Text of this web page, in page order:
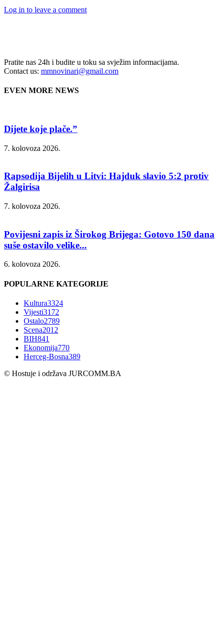
Log in to leave a comment
Pratite nas 24h i budite u toku sa svježim informacijama.
Contact us: mmnovinari@gmail.com
EVEN MORE NEWS
Dijete koje plače.”
7. kolovoza 2026.
Rapsodija Bijelih u Litvi: Hajduk slavio 5:2 protiv
Žalgirisa
7. kolovoza 2026.
Povijesni zapis iz Širokog Brijega: Gotovo 150 dana
suše ostavilo velike...
6. kolovoza 2026.
POPULARNE KATEGORIJE
Kultura3324
Vijesti3172
Ostalo2789
Scena2012
BIH841
Ekonomija770
Herceg-Bosna389
© Hostuje i održava JURCOMM.BA